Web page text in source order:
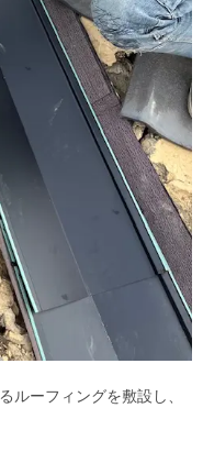
ルーフィングを敷設し、